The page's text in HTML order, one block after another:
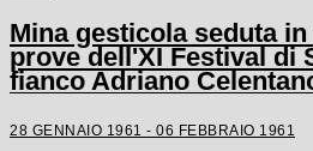
Mina gesticola seduta
prove dell'XI Festival di
fianco Adriano
28 GENNAIO 1961 - 06 FEBBRAIO 1961